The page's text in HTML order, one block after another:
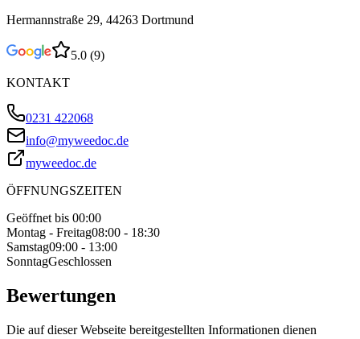
Hermannstraße 29, 44263 Dortmund
5.0 (9)
KONTAKT
0231 422068
info@myweedoc.de
myweedoc.de
ÖFFNUNGSZEITEN
Geöffnet bis 00:00
Montag - Freitag08:00 - 18:30
Samstag09:00 - 13:00
SonntagGeschlossen
Bewertungen
Die auf dieser Webseite bereitgestellten Informationen dienen